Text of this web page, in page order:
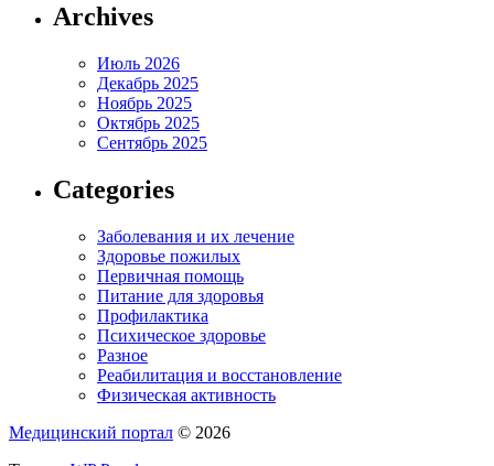
Archives
Июль 2026
Декабрь 2025
Ноябрь 2025
Октябрь 2025
Сентябрь 2025
Categories
Заболевания и их лечение
Здоровье пожилых
Первичная помощь
Питание для здоровья
Профилактика
Психическое здоровье
Разное
Реабилитация и восстановление
Физическая активность
Медицинский портал © 2026